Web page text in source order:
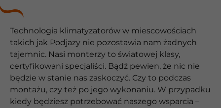
Technologia klimatyzatorów w miescowościach
takich jak Podjazy nie pozostawia nam żadnych
tajemnic. Nasi monterzy to światowej klasy,
certyfikowani specjaliści. Bądź pewien, że nic nie
będzie w stanie nas zaskoczyć. Czy to podczas
montażu, czy też po jego wykonaniu. W przypadku
kiedy będziesz potrzebować naszego wsparcia –